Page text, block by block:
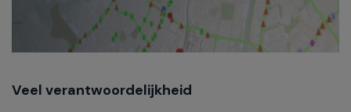
Veel verantwoordelijkheid